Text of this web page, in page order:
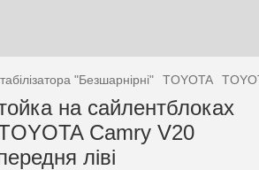
"Безшарнірні" TOYOTA
на сайлентблоках
Camry V20
ліві